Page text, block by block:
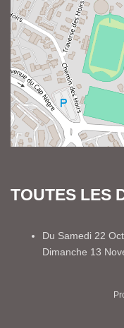
TOUTES LES
Du Samedi 22
Dimanche 13